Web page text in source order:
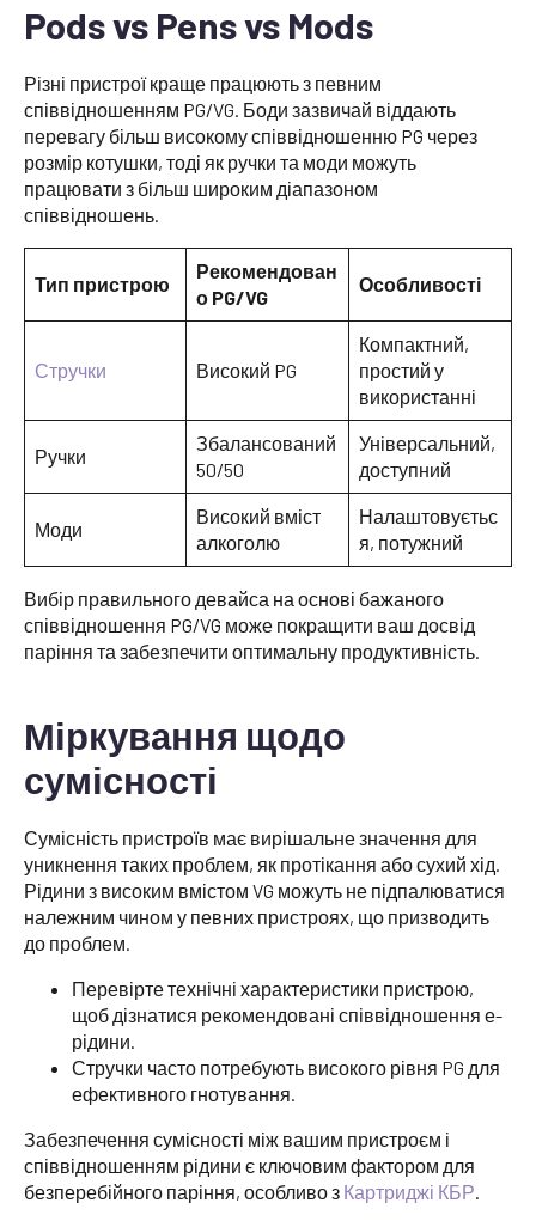
Pods vs Pens vs Mods
Різні пристрої краще працюють з певним
співвідношенням PG/VG. Боди зазвичай віддають
перевагу більш високому співвідношенню PG через
розмір котушки, тоді як ручки та моди можуть
працювати з більш широким діапазоном
співвідношень.
Тип пристрою
Рекомендован
о PG/VG
Особливості
Стручки Високий PG
Компактний,
простий у
використанні
Ручки
Збалансований
50/50
Універсальний,
доступний
Моди
Високий вміст
алкоголю
Налаштовуєтьс
я, потужний
Вибір правильного девайса на основі бажаного
співвідношення PG/VG може покращити ваш досвід
паріння та забезпечити оптимальну продуктивність.
Міркування щодо
сумісності
Сумісність пристроїв має вирішальне значення для
уникнення таких проблем, як протікання або сухий хід.
Рідини з високим вмістом VG можуть не підпалюватися
належним чином у певних пристроях, що призводить
до проблем.
Перевірте технічні характеристики пристрою,
щоб дізнатися рекомендовані співвідношення е-
рідини.
Стручки часто потребують високого рівня PG для
ефективного гнотування.
Забезпечення сумісності між вашим пристроєм і
співвідношенням рідини є ключовим фактором для
безперебійного паріння, особливо з Картриджі КБР.